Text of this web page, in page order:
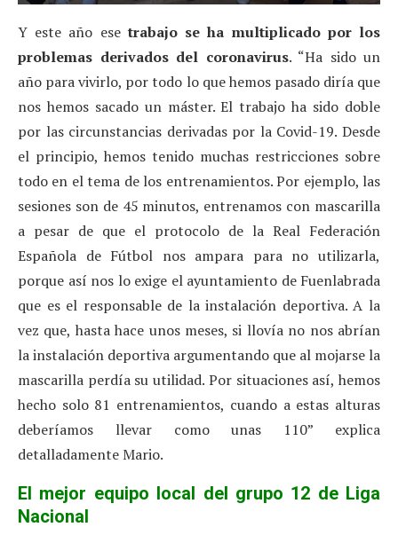
Y este año esetrabajo se ha multiplicado por los
problemas derivados del coronavirus. “Ha sido un
año para vivirlo, por todo lo que hemos pasado diría que
nos hemos sacado un máster. El trabajo ha sido doble
por las circunstancias derivadas por la Covid-19. Desde
el principio, hemos tenido muchas restricciones sobre
todo en el tema de los entrenamientos. Por ejemplo, las
sesiones son de 45 minutos, entrenamos con mascarilla
a pesar de que el protocolo de la Real Federación
Española de Fútbol nos ampara para no utilizarla,
porque así nos lo exige el ayuntamiento de Fuenlabrada
que es el responsable de la instalación deportiva. A la
vez que, hasta hace unos meses, si llovía no nos abrían
la instalación deportiva argumentando que al mojarse la
mascarilla perdía su utilidad. Por situaciones así, hemos
hecho solo 81 entrenamientos, cuando a estas alturas
deberíamos llevar como unas 110” explica
detalladamente Mario.
El mejor equipo local del grupo 12 de Liga
Nacional